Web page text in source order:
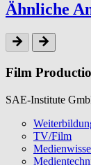
Ähnliche
Film
SAE-Institute
TV/Film